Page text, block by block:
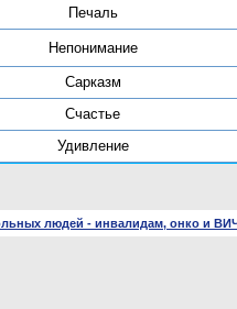
Печаль
Непонимание
Сарказм
Счастье
Удивление
людей - инвалидам, онко и